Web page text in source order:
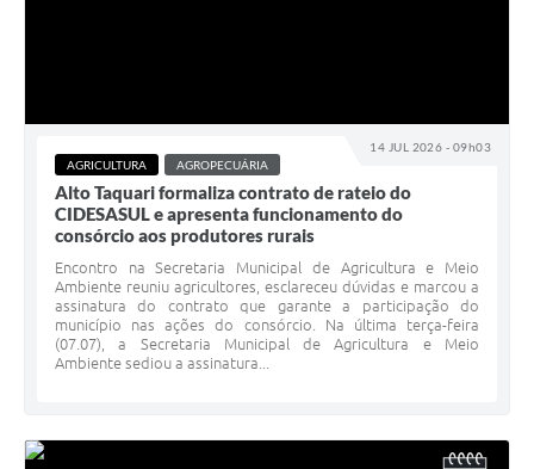
14 JUL 2026 - 09h03
AGRICULTURA
AGROPECUÁRIA
Alto Taquari formaliza contrato de rateio do
CIDESASUL e apresenta funcionamento do
consórcio aos produtores rurais
Encontro na Secretaria Municipal de Agricultura e Meio
Ambiente reuniu agricultores, esclareceu dúvidas e marcou a
assinatura do contrato que garante a participação do
município nas ações do consórcio. Na última terça-feira
(07.07), a Secretaria Municipal de Agricultura e Meio
Ambiente sediou a assinatura...